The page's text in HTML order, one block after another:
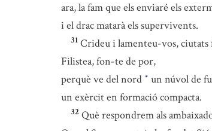
ara, la fam que els enviaré els
i el drac matarà els supervivents.
31 Crideu i lamenteu-vos, ciutats
Filistea, fon-te de por,
perquè ve del nord * un núvol de
un exèrcit en formació compacta.
32 Què respondrem als